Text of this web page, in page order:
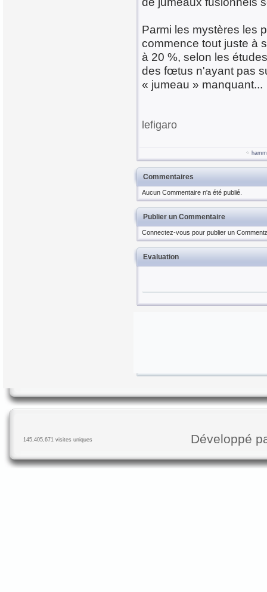
Parmi les mystères les
commence tout juste à
à 20 %, selon les
des fœtus n'ayant pas
« jumeau » manquant...
lefigaro
Commentaires
Aucun Commentaire n'a été publié.
Publier un Commentaire
Connectez-vous pour publier un
Evaluation
145,405,671 visites uniques Développé